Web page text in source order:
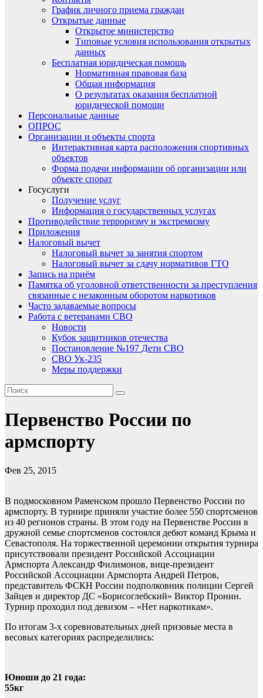
График личного приема граждан
Открытые данные
Открытое министерство
Типовые условия использования открытых
данных
Бесплатная юридическая помощь
Нормативная правовая база
Общая информация
О результатах оказания бесплатной
юридической помощи
Персональные данные
ОПРОС
Организации и объекты спорта
Интерактивная карта расположения спортивных
объектов
Форма подачи информации об организации или
объекте спорат
Госуслуги
Получение услуг
Информация о государственных услугах
Противодействие терроризму и экстремизму
Приложения
Налоговый вычет
Налоговый вычет за занятия спортом
Налоговый вычет за сдачу нормативов ГТО
Запись на приём
Памятка об уголовной ответственности за преступления
связанные с незаконным оборотом наркотиков
Часто задаваемые вопросы
Работа с ветеранами СВО
Новости
Кубок защитников отечества
Постановление №197 Дети СВО
СВО Ук-235
Меры поддержки
Первенство России по
армспорту
Фев 25, 2015
В подмосковном Раменском прошло Первенство России по
армспорту. В турнире приняли участие более 550 спортсменов
из 40 регионов страны. В этом году на Первенстве России в
дружной семье спортсменов состоялся дебют команд Крыма и
Севастополя. На торжественной церемонии открытия турнира
присутствовали президент Российской Ассоциации
Армспорта Александр Филимонов, вице-президент
Российской Ассоциации Армспорта Андрей Петров,
представитель ФСКН России подполковник полиции Сергей
Зайцев и директор ДС «Борисоглебский» Виктор Пронин.
Турнир проходил под девизом – «Нет наркотикам».
По итогам 3-х соревновательных дней призовые места в
весовых категориях распределились:
Юноши до 21 года:
55кг